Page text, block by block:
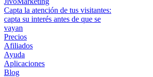
Capta la atención de tus visitantes:
capta su interés antes de que se
vayan
Precios
Afiliados
Ayuda
Aplicaciones
Blog